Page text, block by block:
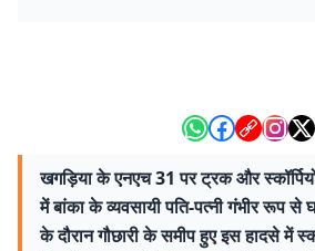
खगड़िया के एनएच 31 पर ट्रक और
में बांका के व्यवसायी पति-पत्नी गंभीर रूप से
के दौरान गौछारी के समीप हुए इस हादसे में